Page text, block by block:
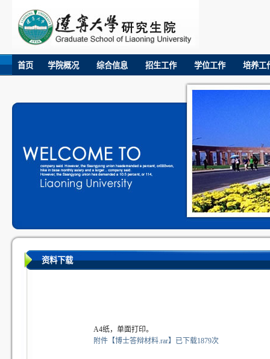
首页 学院概况 综合信息 招生工作 学位工作 培养工
资料下载
A4纸，单面打印。
附件【博士答辩材料.rar】 已下载1879次